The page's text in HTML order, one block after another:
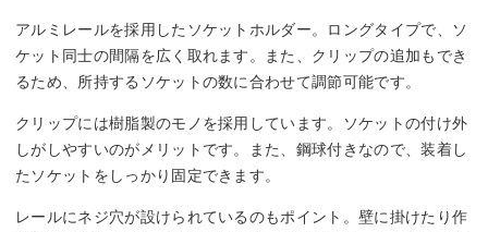
アルミレールを採用したソケットホルダー。ロングタイプで、ソ
ケット同士の間隔を広く取れます。また、クリップの追加もでき
るため、所持するソケットの数に合わせて調節可能です。
クリップには樹脂製のモノを採用しています。ソケットの付け外
しがしやすいのがメリットです。また、鋼球付きなので、装着し
たソケットをしっかり固定できます。
レールにネジ穴が設けられているのもポイント。壁に掛けたり作